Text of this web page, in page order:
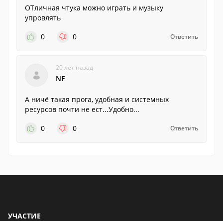
ОТличная чтука можно играть и музыку
упровлять
0
0 Ответить
20 лет назад
NF
А ничё такая прога, удобная и системных
ресурсов почти не ест...Удобно...
0
0 Ответить
УЧАСТИЕ